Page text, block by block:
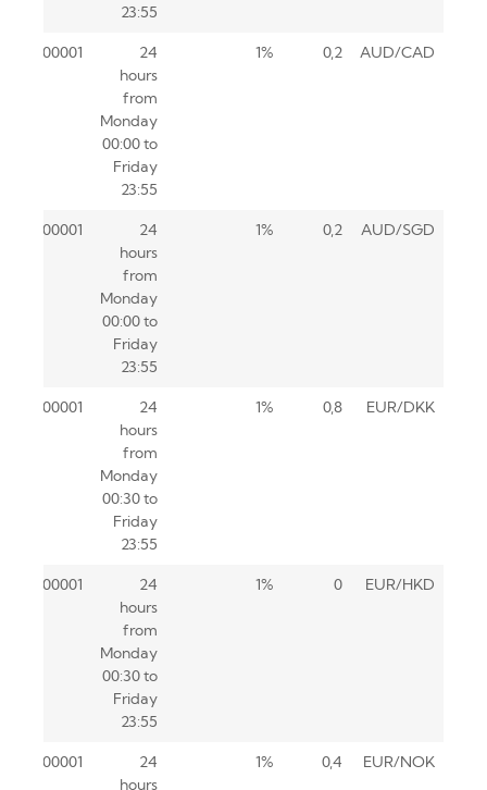
23:55
AUD/CAD
0,2
1%
24
hours
from
Monday
00:00 to
Friday
23:55
0.00001
AUD/SGD
0,2
1%
24
hours
from
Monday
00:00 to
Friday
23:55
0.00001
EUR/DKK
0,8
1%
24
hours
from
Monday
00:30 to
Friday
23:55
0.00001
EUR/HKD
0
1%
24
hours
from
Monday
00:30 to
Friday
23:55
0.00001
EUR/NOK
0,4
1%
24
hours
0.00001